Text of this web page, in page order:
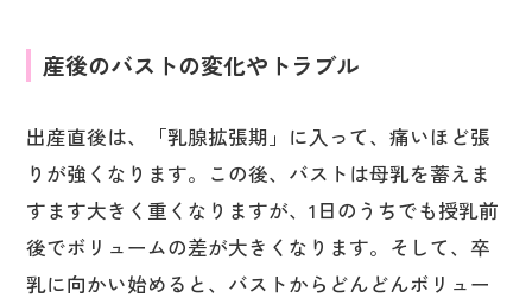
産後のバストの変化やトラブル
出産直後は、「乳腺拡張期」に入って、痛いほど張
りが強くなります。この後、バストは母乳を蓄えま
すます大きく重くなりますが、1日のうちでも授乳前
後でボリュームの差が大きくなります。そして、卒
乳に向かい始めると、バストからどんどんボリュー